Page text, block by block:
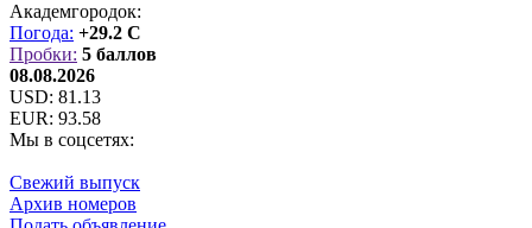
Академгородок:
Погода: +29.2 C
Пробки: 5 баллов
08.08.2026
USD: 81.13
EUR: 93.58
Мы в соцсетях:
Свежий выпуск
Архив номеров